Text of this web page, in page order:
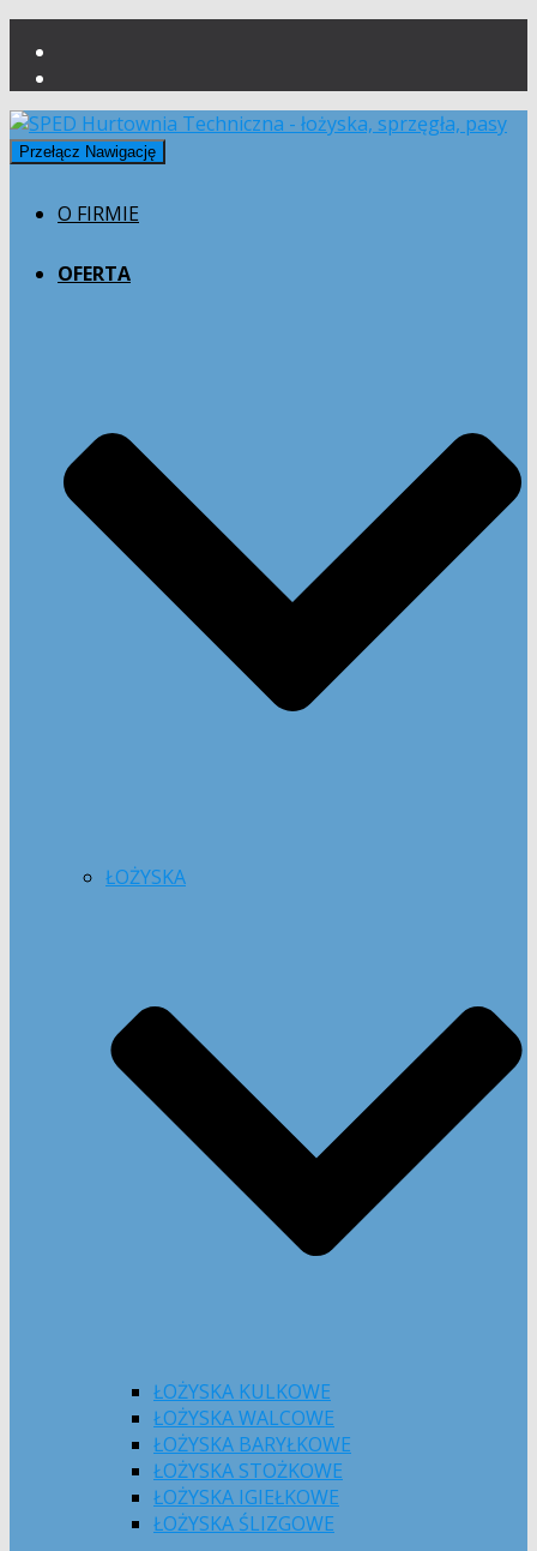
Przełącz Nawigację
O FIRMIE
OFERTA
ŁOŻYSKA
ŁOŻYSKA KULKOWE
ŁOŻYSKA WALCOWE
ŁOŻYSKA BARYŁKOWE
ŁOŻYSKA STOŻKOWE
ŁOŻYSKA IGIEŁKOWE
ŁOŻYSKA ŚLIZGOWE